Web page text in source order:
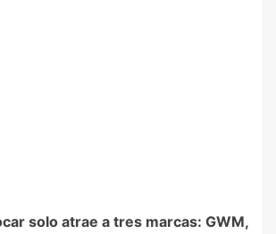
solo atrae a tres marcas: GWM,